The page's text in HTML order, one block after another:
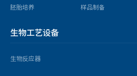
胚胎培养 样品制备
生物工艺设备
生物反应器